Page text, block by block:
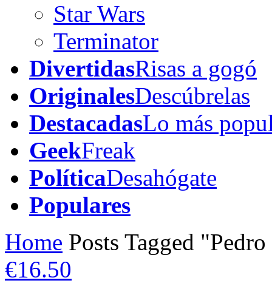
Star Wars
Terminator
DivertidasRisas a gogó
OriginalesDescúbrelas
DestacadasLo más
GeekFreak
PolíticaDesahógate
Populares
Home Posts Tagged
€16.50